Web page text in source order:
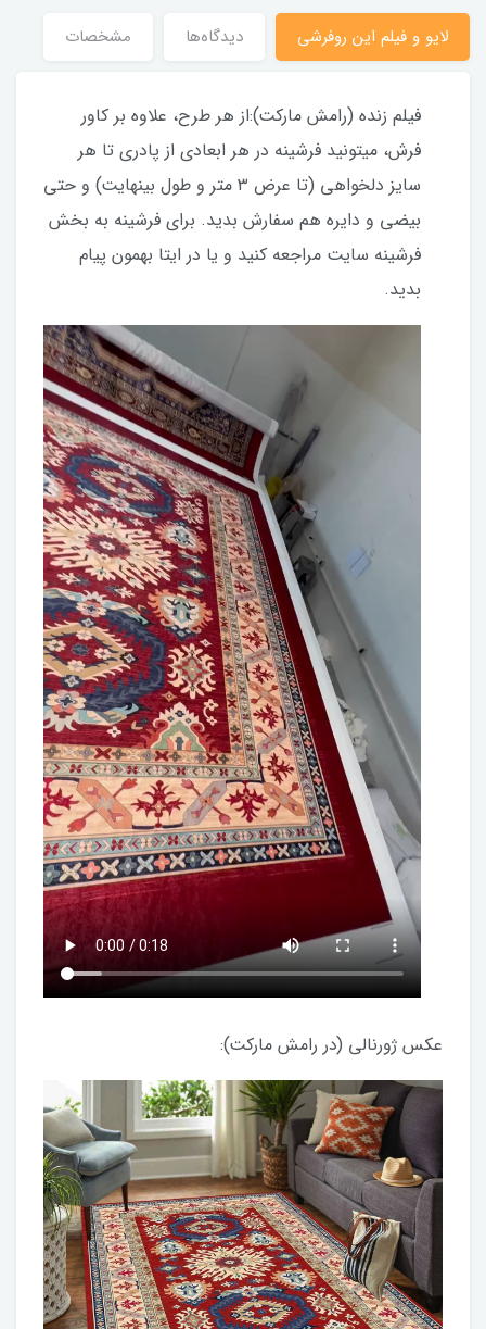
لایو و فیلم این روفرشی دیدگاه‌ها مشخصات
فیلم زنده (رامش مارکت):از هر طرح، علاوه بر کاور
فرش، میتونید فرشینه در هر ابعادی از پادری تا هر
سایز دلخواهی (تا عرض ۳ متر و طول بینهایت) و حتی
بیضی و دایره هم سفارش بدید. برای فرشینه به بخش
فرشینه سایت مراجعه کنید و یا در ایتا بهمون پیام
بدید.
عکس ژورنالی (در رامش مارکت):